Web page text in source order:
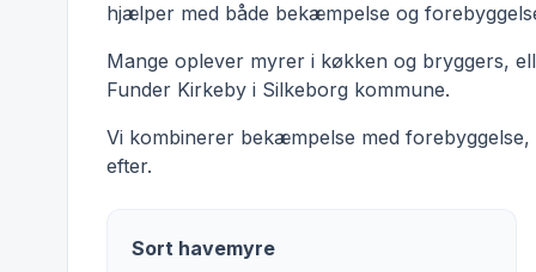
hjælper med både bekæmpelse og
Mange oplever myrer i køkken og bryggers,
Funder Kirkeby i Silkeborg kommune.
Vi kombinerer bekæmpelse med
efter.
Sort havemyre